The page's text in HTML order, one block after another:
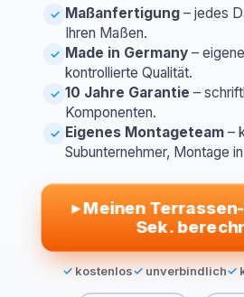
✓ Maßanfertigung – jedes
Ihren Maßen.
✓ Made in Germany –
kontrollierte Qualität.
✓ 10 Jahre Garantie –
Komponenten.
✓ Eigenes Montageteam –
Subunternehmer, Montage
▸Meinen
Sek.
kostenlos unverbindlich